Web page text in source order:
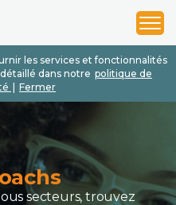
les services et fonctionnalités
dans notre politique de
Fermer
1
2
3
secteurs, trouvez